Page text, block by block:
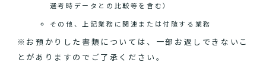
選考時データとの比較等を含む）
その他、上記業務に関連または付随する業務
※お預かりした書類については、一部お返しできないこ
とがありますのでご了承ください。